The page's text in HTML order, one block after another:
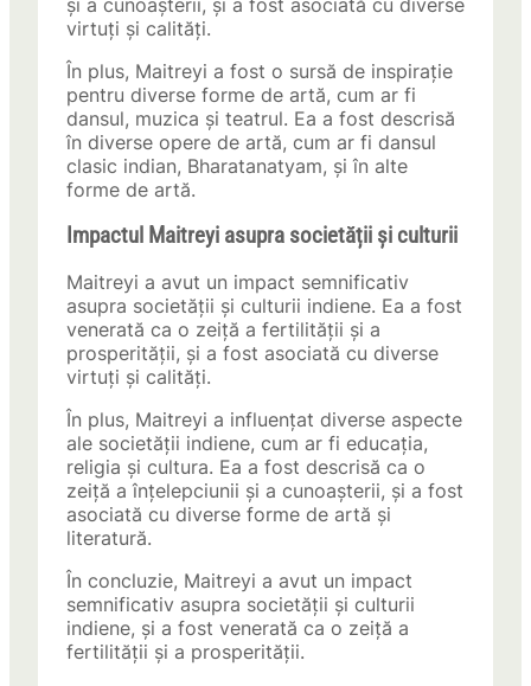
și a cunoașterii, și a fost asociată cu diverse
virtuți și calități.
În plus, Maitreyi a fost o sursă de inspirație
pentru diverse forme de artă, cum ar fi
dansul, muzica și teatrul. Ea a fost descrisă
în diverse opere de artă, cum ar fi dansul
clasic indian, Bharatanatyam, și în alte
forme de artă.
Impactul Maitreyi asupra societății și culturii
Maitreyi a avut un impact semnificativ
asupra societății și culturii indiene. Ea a fost
venerată ca o zeiță a fertilității și a
prosperității, și a fost asociată cu diverse
virtuți și calități.
În plus, Maitreyi a influențat diverse aspecte
ale societății indiene, cum ar fi educația,
religia și cultura. Ea a fost descrisă ca o
zeiță a înțelepciunii și a cunoașterii, și a fost
asociată cu diverse forme de artă și
literatură.
În concluzie, Maitreyi a avut un impact
semnificativ asupra societății și culturii
indiene, și a fost venerată ca o zeiță a
fertilității și a prosperității.